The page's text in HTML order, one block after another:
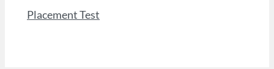
Placement Test